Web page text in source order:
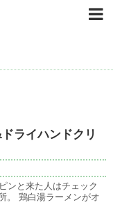
ライハンドクリ
ンと来た人はチェック
。 鶏白湯ラーメンがオ